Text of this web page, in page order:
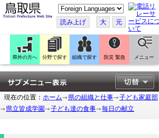
こ
の
ペ
ー
ジ
翻
訳
す
る
読み上げ 大 元
県外の方へ 分野で探す 組織で探す 防災 緊急 メニュー
現在の位置： ホーム 県の組織と仕事
子ども家庭部
県立皆成学園
子ども達の食事 毎日の献立